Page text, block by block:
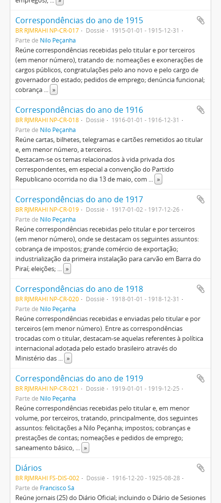
Correspondências do ano de 1915
BR RJMRAHI NP-CR-017 Dossiê
1915-01-01 - 1915-12-31
Parte de Nilo Peçanha
Reúne correspondências recebidas pelo titular e por terceiros
(em menor número), tratando de: nomeações e exonerações de
cargos públicos, congratulações pelo ano novo e pelo cargo de
governador do estado; pedidos de emprego; denúncia funcional;
cobrança ... »
Correspondências do ano de 1916
BR RJMRAHI NP-CR-018 Dossiê
1916-01-01 - 1916-12-31
Parte de Nilo Peçanha
Reúne cartas, bilhetes, telegramas e cartões remetidos ao titular
e, em menor número, a terceiros.
Destacam-se os temas relacionados à vida privada dos
correspondentes, em especial a convenção do Partido
Republicano ocorrida no dia 13 de maio, com ... »
Correspondências do ano de 1917
BR RJMRAHI NP-CR-019 Dossiê
1917-01-02 - 1917-12-26
Parte de Nilo Peçanha
Reúne correspondências recebidas pelo titular e por terceiros
(em menor número), onde se destacam os seguintes assuntos:
cobrança de impostos; grande comércio de exportação;
industrialização da primeira instalação para carvão em Barra do
Piraí; eleições; ... »
Correspondências do ano de 1918
BR RJMRAHI NP-CR-020 Dossiê
1918-01-01 - 1918-12-31
Parte de Nilo Peçanha
Reúne correspondências recebidas e enviadas pelo titular e por
terceiros (em menor número). Entre as correspondências
trocadas com o titular, destacam-se aquelas referentes à política
internacional adotada pelo estado brasileiro através do
Ministério das ... »
Correspondências do ano de 1919
BR RJMRAHI NP-CR-021 Dossiê
1919-01-01 - 1919-12-25
Parte de Nilo Peçanha
Reúne correspondências recebidas pelo titular e, em menor
volume, por terceiros, tratando, principalmente, dos seguintes
assuntos: felicitações a Nilo Peçanha; impostos; cobranças e
prestações de contas; nomeações e pedidos de emprego;
saneamento básico, ... »
Diários
BR RJMRAHI FS-DIS-002 Dossiê
1916-12-20 - 1925-08-28
Parte de Francisco Sá
Reúne jornais (25) do Diário Oficial; incluindo o Diário de Sesiones